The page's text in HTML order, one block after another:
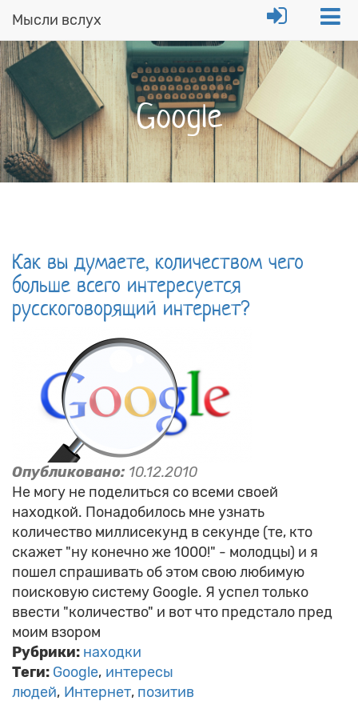
Перейти
к
основному
содержанию
Мысли вслух
Google
Как вы думаете, количеством чего
больше всего интересуется
русскоговорящий интернет?
Опубликовано: 10.12.2010
Не могу не поделиться со всеми своей
находкой. Понадобилось мне узнать
количество миллисекунд в секунде (те, кто
скажет "ну конечно же 1000!" - молодцы) и я
пошел спрашивать об этом свою любимую
поисковую систему Google. Я успел только
ввести "количество" и вот что предстало пред
моим взором
Рубрики: находки
Теги: Google интересы
людей Интернет позитив